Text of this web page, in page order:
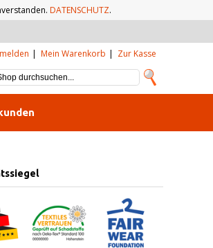
DATENSCHUTZ.
Mein Warenkorb Zur Kasse